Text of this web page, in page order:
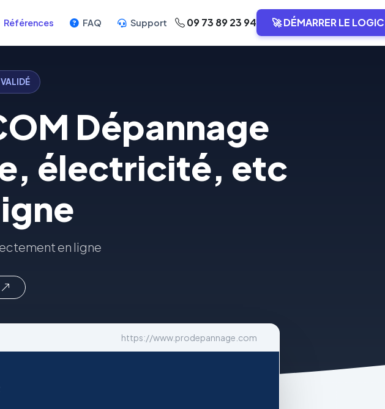
Références FAQ Support 09 73 89 23 94 🚀 DÉMARRER LE
Dépannage
électricité, etc
en ligne
https://www.prodepannage.com